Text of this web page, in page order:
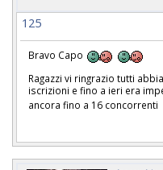
125
Bravo Capo
Ragazzi vi ringrazio tutti
iscrizioni e fino a ieri era
ancora fino a 16 concorrenti